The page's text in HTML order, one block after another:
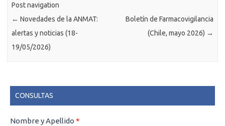
Post navigation
← Novedades de la ANMAT:
alertas y noticias (18-
19/05/2026)
Boletín de Farmacovigilancia
(Chile, mayo 2026) →
CONSULTAS
CONSULTAS
Nombre y Apellido *